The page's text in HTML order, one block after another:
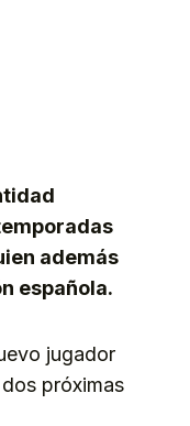
además
española.
jugador
próximas